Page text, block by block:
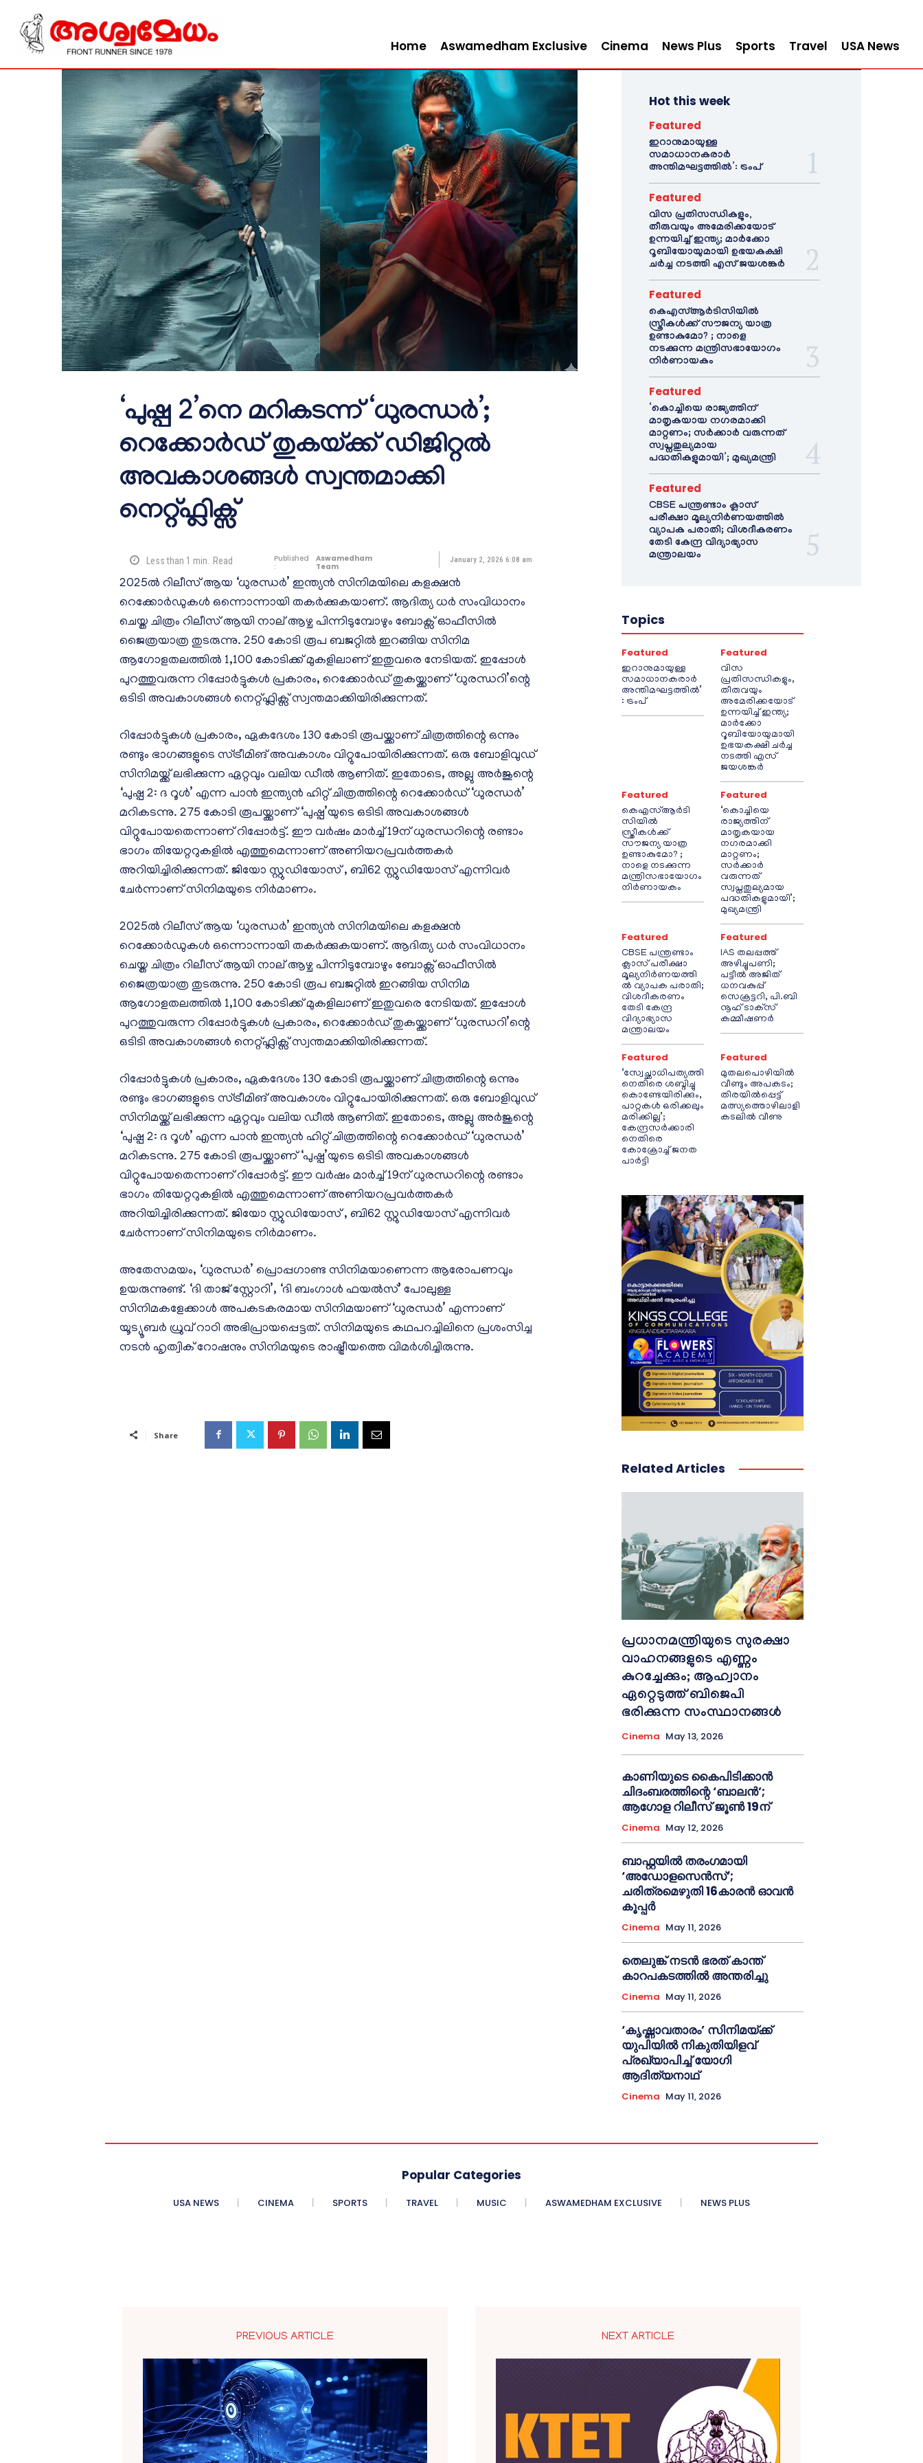
Home Aswamedham Exclusive Cinema News Plus Sports Travel USA News
‘പുഷ്പ 2’നെ മറികടന്ന് ‘ധുരന്ധർ’;
റെക്കോർഡ് തുകയ്ക്ക് ഡിജിറ്റൽ
അവകാശങ്ങൾ സ്വന്തമാക്കി
നെറ്റ്‌ഫ്ലിക്സ്
Less than 1 min. Read
Published
:
Aswamedham
Team
January 2, 2026 6:08 am
2025ൽ റിലീസ് ആയ ‘ധുരന്ധർ’ ഇന്ത്യൻ സിനിമയിലെ കളക്ഷൻ
റെക്കോർഡുകൾ ഒന്നൊന്നായി തകർക്കുകയാണ്. ആദിത്യ ധർ സംവിധാനം
ചെയ്ത ചിത്രം റിലീസ് ആയി നാല് ആഴ്ച പിന്നിടുമ്പോഴും ബോക്സ് ഓഫീസിൽ
ജൈത്രയാത്ര തുടരുന്നു. 250 കോടി രൂപ ബജറ്റിൽ ഇറങ്ങിയ സിനിമ
ആഗോളതലത്തിൽ 1,100 കോടിക്ക് മുകളിലാണ് ഇതുവരെ നേടിയത്. ഇപ്പോൾ
പുറത്തുവരുന്ന റിപ്പോർട്ടുകൾ പ്രകാരം, റെക്കോർഡ് തുകയ്ക്കാണ് ‘ധുരന്ധറി’ന്റെ
ഒടിടി അവകാശങ്ങൾ നെറ്റ്‌ഫ്ലിക്സ് സ്വന്തമാക്കിയിരിക്കുന്നത്.
റിപ്പോർട്ടുകൾ പ്രകാരം, ഏകദേശം 130 കോടി രൂപയ്ക്കാണ് ചിത്രത്തിന്റെ ഒന്നും
രണ്ടും ഭാഗങ്ങളുടെ സ്ട്രീമിങ് അവകാശം വിറ്റുപോയിരിക്കുന്നത്. ഒരു ബോളിവുഡ്
സിനിമയ്ക്ക് ലഭിക്കുന്ന ഏറ്റവും വലിയ ഡീൽ ആണിത്. ഇതോടെ, അല്ലു അർജുന്റെ
‘പുഷ്പ 2: ദ റൂൾ’ എന്ന പാൻ ഇന്ത്യൻ ഹിറ്റ് ചിത്രത്തിന്റെ റെക്കോർഡ് ‘ധുരന്ധർ’
മറികടന്നു. 275 കോടി രൂപയ്ക്കാണ് ‘പുഷ്പ’യുടെ ഒടിടി അവകാശങ്ങൾ
വിറ്റുപോയതെന്നാണ് റിപ്പോർട്ട്. ഈ വർഷം മാർച്ച് 19ന് ധുരന്ധറിന്റെ രണ്ടാം
ഭാഗം തിയേറ്ററുകളിൽ എത്തുമെന്നാണ് അണിയറപ്രവർത്തകർ
അറിയിച്ചിരിക്കുന്നത്. ജിയോ സ്റ്റുഡിയോസ് , ബി62 സ്റ്റുഡിയോസ് എന്നിവർ
ചേർന്നാണ് സിനിമയുടെ നിർമാണം.
2025ൽ റിലീസ് ആയ ‘ധുരന്ധർ’ ഇന്ത്യൻ സിനിമയിലെ കളക്ഷൻ
റെക്കോർഡുകൾ ഒന്നൊന്നായി തകർക്കുകയാണ്. ആദിത്യ ധർ സംവിധാനം
ചെയ്ത ചിത്രം റിലീസ് ആയി നാല് ആഴ്ച പിന്നിടുമ്പോഴും ബോക്സ് ഓഫീസിൽ
ജൈത്രയാത്ര തുടരുന്നു. 250 കോടി രൂപ ബജറ്റിൽ ഇറങ്ങിയ സിനിമ
ആഗോളതലത്തിൽ 1,100 കോടിക്ക് മുകളിലാണ് ഇതുവരെ നേടിയത്. ഇപ്പോൾ
പുറത്തുവരുന്ന റിപ്പോർട്ടുകൾ പ്രകാരം, റെക്കോർഡ് തുകയ്ക്കാണ് ‘ധുരന്ധറി’ന്റെ
ഒടിടി അവകാശങ്ങൾ നെറ്റ്‌ഫ്ലിക്സ് സ്വന്തമാക്കിയിരിക്കുന്നത്.
റിപ്പോർട്ടുകൾ പ്രകാരം, ഏകദേശം 130 കോടി രൂപയ്ക്കാണ് ചിത്രത്തിന്റെ ഒന്നും
രണ്ടും ഭാഗങ്ങളുടെ സ്ട്രീമിങ് അവകാശം വിറ്റുപോയിരിക്കുന്നത്. ഒരു ബോളിവുഡ്
സിനിമയ്ക്ക് ലഭിക്കുന്ന ഏറ്റവും വലിയ ഡീൽ ആണിത്. ഇതോടെ, അല്ലു അർജുന്റെ
‘പുഷ്പ 2: ദ റൂൾ’ എന്ന പാൻ ഇന്ത്യൻ ഹിറ്റ് ചിത്രത്തിന്റെ റെക്കോർഡ് ‘ധുരന്ധർ’
മറികടന്നു. 275 കോടി രൂപയ്ക്കാണ് ‘പുഷ്പ’യുടെ ഒടിടി അവകാശങ്ങൾ
വിറ്റുപോയതെന്നാണ് റിപ്പോർട്ട്. ഈ വർഷം മാർച്ച് 19ന് ധുരന്ധറിന്റെ രണ്ടാം
ഭാഗം തിയേറ്ററുകളിൽ എത്തുമെന്നാണ് അണിയറപ്രവർത്തകർ
അറിയിച്ചിരിക്കുന്നത്. ജിയോ സ്റ്റുഡിയോസ് , ബി62 സ്റ്റുഡിയോസ് എന്നിവർ
ചേർന്നാണ് സിനിമയുടെ നിർമാണം.
അതേസമയം, ‘ധുരന്ധർ’ പ്രൊപ്പഗാണ്ട സിനിമയാണെന്ന ആരോപണവും
ഉയരുന്നുണ്ട്. ‘ദി താജ് സ്റ്റോറി’, ‘ദി ബംഗാൾ ഫയല്‍സ്’ പോലുള്ള
സിനിമകളേക്കാൾ അപകടകരമായ സിനിമയാണ് ‘ധുരന്ധർ’ എന്നാണ്
യൂട്യൂബർ ധ്രുവ് റാഠി അഭിപ്രായപ്പെട്ടത്. സിനിമയുടെ കഥപറച്ചിലിനെ പ്രശംസിച്ച
നടൻ ഹൃത്വിക് റോഷനും സിനിമയുടെ രാഷ്ട്രീയത്തെ വിമർശിച്ചിരുന്നു.
Share
Hot this week
Featured
ഇറാനുമായുള്ള
സമാധാനകരാർ
അന്തിമഘട്ടത്തിൽ‌’: ട്രംപ്
Featured
വിസ പ്രതിസന്ധികളും,
തീരുവയും അമേരിക്കയോട്
ഉന്നയിച്ച് ഇന്ത്യ; മാർക്കോ
റൂബിയോയുമായി ഉഭയകക്ഷി
ചർച്ച നടത്തി എസ് ജയശങ്കർ
Featured
കെഎസ്ആർടിസിയിൽ
സ്ത്രീകൾക്ക് സൗജന്യ യാത്ര
ഉണ്ടാകുമോ? ; നാളെ
നടക്കുന്ന മന്ത്രിസഭായോഗം
നിർണായകം
Featured
‘കൊച്ചിയെ രാജ്യത്തിന്
മാതൃകയായ നഗരമാക്കി
മാറ്റണം; സർക്കാർ വരുന്നത്
സ്വപ്നതുല്യമായ
പദ്ധതികളുമായി’; മുഖ്യമന്ത്രി
Featured
CBSE പന്ത്രണ്ടാം ക്ലാസ്
പരീക്ഷാ മൂല്യനിർണയത്തിൽ
വ്യാപക പരാതി; വിശദീകരണം
തേടി കേന്ദ്ര വിദ്യാഭ്യാസ
മന്ത്രാലയം
Topics
Featured
ഇറാനുമായുള്ള
സമാധാനകരാർ
അന്തിമഘട്ടത്തിൽ‌’
: ട്രംപ്
Featured
വിസ
പ്രതിസന്ധികളും,
തീരുവയും
അമേരിക്കയോട്
ഉന്നയിച്ച് ഇന്ത്യ;
മാർക്കോ
റൂബിയോയുമായി
ഉഭയകക്ഷി ചർച്ച
നടത്തി എസ്
ജയശങ്കർ
Featured
കെഎസ്ആർടി
സിയിൽ
സ്ത്രീകൾക്ക്
സൗജന്യ യാത്ര
ഉണ്ടാകുമോ? ;
നാളെ നടക്കുന്ന
മന്ത്രിസഭായോഗം
നിർണായകം
Featured
‘കൊച്ചിയെ
രാജ്യത്തിന്
മാതൃകയായ
നഗരമാക്കി
മാറ്റണം;
സർക്കാർ
വരുന്നത്
സ്വപ്നതുല്യമായ
പദ്ധതികളുമായി’;
മുഖ്യമന്ത്രി
Featured
CBSE പന്ത്രണ്ടാം
ക്ലാസ് പരീക്ഷാ
മൂല്യനിർണയത്തി
ൽ വ്യാപക പരാതി;
വിശദീകരണം
തേടി കേന്ദ്ര
വിദ്യാഭ്യാസ
മന്ത്രാലയം
Featured
IAS തലപ്പത്ത്
അഴിച്ചുപണി;
പട്ടീല്‍ അജിത്
ധനവകുപ്പ്
സെക്രട്ടറി, പി.ബി
നൂഹ് ടാക്‌സ്
കമ്മീഷണര്‍
Featured
‘സ്വേച്ഛാധിപത്യത്തി
നെതിരെ ശബ്ദിച്ചു
കൊണ്ടേയിരിക്കും,
പാറ്റകൾ ഒരിക്കലും
മരിക്കില്ല’;
കേന്ദ്രസർക്കാരി
നെതിരെ
കോക്രോച്ച് ജനത
പാർട്ടി
Featured
മുതലപൊഴിയിൽ
വീണ്ടും അപകടം;
തിരയിൽപ്പെട്ട്
മത്സ്യത്തൊഴിലാളി
കടലിൽ വീണു
Related Articles
പ്രധാനമന്ത്രിയുടെ സുരക്ഷാ
വാഹനങ്ങളുടെ എണ്ണം
കുറച്ചേക്കും; ആഹ്വാനം
ഏറ്റെടുത്ത് ബിജെപി
ഭരിക്കുന്ന സംസ്ഥാനങ്ങള്‍
Cinema May 13, 2026
കാണിയുടെ കൈപിടിക്കാൻ
ചിദംബരത്തിന്റെ ‘ബാലൻ’;
ആഗോള റിലീസ് ജൂൺ 19ന്
Cinema May 12, 2026
ബാഫ്റ്റയിൽ തരംഗമായി
‘അഡോളസെൻസ്’;
ചരിത്രമെഴുതി 16കാരൻ ഓവൻ
കൂപ്പർ
Cinema May 11, 2026
തെലുങ്ക് നടൻ ഭരത് കാന്ത്
കാറപകടത്തിൽ അന്തരിച്ചു
Cinema May 11, 2026
‘കൃഷ്ണാവതാരം’ സിനിമയ്ക്ക്
യുപിയിൽ നികുതിയിളവ്
പ്രഖ്യാപിച്ച് യോഗി
ആദിത്യനാഥ്
Cinema May 11, 2026
Popular Categories
USA NEWS CINEMA SPORTS TRAVEL MUSIC ASWAMEDHAM EXCLUSIVE NEWS PLUS
PREVIOUS ARTICLE NEXT ARTICLE